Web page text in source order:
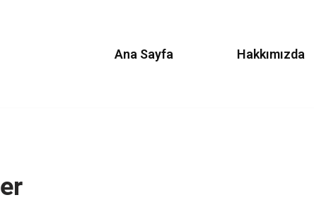
Ana Sayfa Hakkımızda